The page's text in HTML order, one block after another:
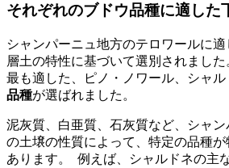
それぞれのブドウ品種に適した
シャンパーニュ地方のテロワールに
層土の特性に基づいて選別されまし
最も適した、ピノ・ノワール、シャ
品種が選ばれました。
泥灰質、白亜質、石灰質など、シャ
の土壌の性質によって、特定の品種
あります。 例えば、
シャルドネの主